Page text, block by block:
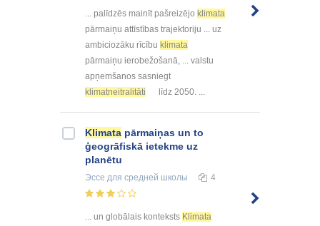
... palīdzēs mainīt pašreizējo klimata
pārmaiņu attīstības trajektoriju ... uz
ambiciozāku rīcību klimata
pārmaiņu ierobežošanā, ... valstu
apņemšanos sasniegt
klimatneitralitāti
līdz 2050. ...
Klimata pārmaiņas un to
ģeogrāfiskā ietekme uz
planētu
Эссе для средней школы 4
... un globālais konteksts Klimata